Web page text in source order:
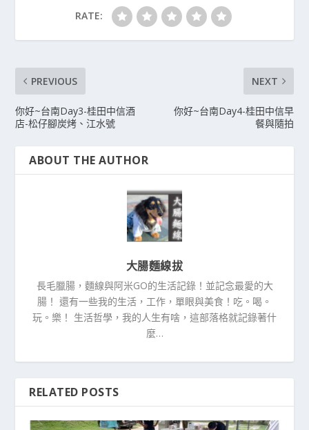
RATE:
PREVIOUS
你好~台南Day3-桂田中信酒
店-松仔腳炭烤、江水號
NEXT
你好~台南Day4-桂田中信早
餐與隨拍
ABOUT THE AUTHOR
大腸麵線拔
長毛臘腸，麵線與阿米GO的生活記錄！並記念最愛的大
腸！ 還有一些我的生活，工作，單眼與美食！吃。喝。
玩。樂！ 生活哲學，我的人生有啥，這部落格就記錄著什
麼…
RELATED POSTS